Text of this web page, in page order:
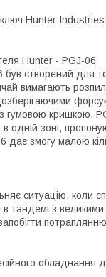
Hunter
Hunter - PGJ-06
створений для
вимагають
з гумовою
зоні,
дає змогу малою
ситуацію, коли
тандемі з
обладнання